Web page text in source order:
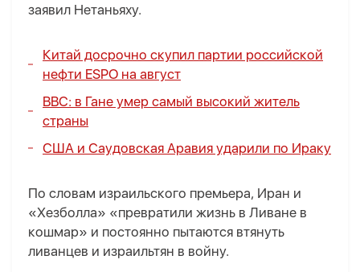
заявил Нетаньяху.
Китай досрочно скупил партии российской
нефти ESPO на август
BBC: в Гане умер самый высокий житель
страны
США и Саудовская Аравия ударили по Ираку
По словам израильского премьера, Иран и
«Хезболла» «превратили жизнь в Ливане в
кошмар» и постоянно пытаются втянуть
ливанцев и израильтян в войну.